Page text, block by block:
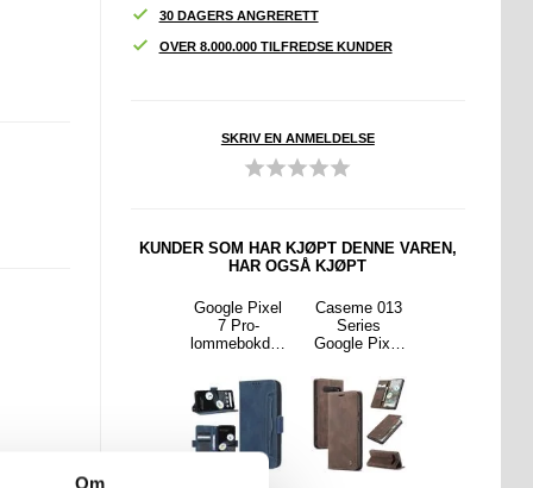
Om
30 DAGERS ANGRERETT
OVER 8.000.000 TILFREDSE KUNDER
SKRIV EN ANMELDELSE
KUNDER SOM HAR KJØPT DENNE VAREN,
HAR OGSÅ KJØPT
Google Pixel
7 Pro-
lommebokdek
kortholder-
serien - blå
Caseme 013
Series
Google Pixel
Lommebok-
deksel - Kaffe